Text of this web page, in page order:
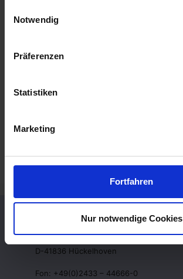
Notwendig
Präferenzen
Statistiken
Marketing
Fortfahren
Nur notwendige Cookies
SO FINDEN SIE UNS
D-41836 Hückelhoven
Fon: +49(0)2433 – 44666-0